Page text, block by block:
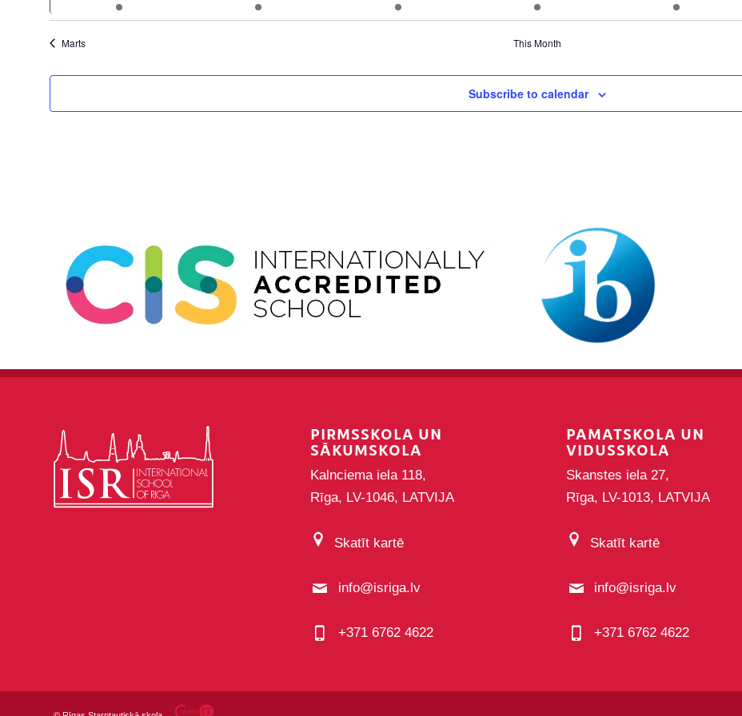
notikumi
notikumi
notikumi
notikumi
notikumi
Marts This Month
Subscribe to calendar
PIRMSSKOLA UN
SĀKUMSKOLA
Kalnciema iela 118,
Rīga, LV-1046, LATVIJA
Skatīt kartē
info@isriga.lv
+371 6762 4622
PAMATSKOLA UN
VIDUSSKOLA
Skanstes iela 27,
Rīga, LV-1013, LATVIJA
Skatīt kartē
info@isriga.lv
+371 6762 4622